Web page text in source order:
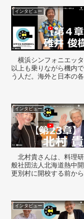
インタビュー
横浜シンフォニエッ
以上も乗りながら機内
う人だ。海外と日本の
インタビュー
北村貴さんは、料理
般社団法人北海道熱中
更別村に開校する前か
インタビュー